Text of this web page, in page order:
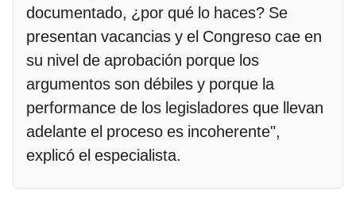
documentado, ¿por qué lo haces? Se
presentan vacancias y el Congreso cae en
su nivel de aprobación porque los
argumentos son débiles y porque la
performance de los legisladores que llevan
adelante el proceso es incoherente",
explicó el especialista.